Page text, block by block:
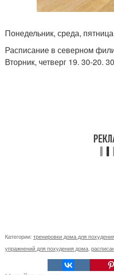
Понедельник, среда,
Расписание в северном
Вторник, четверг 19. 30-20.
Категории: тренировки дома для
упражнений для похудения дома